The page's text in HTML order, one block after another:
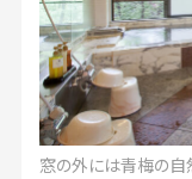
窓の外には青梅の自